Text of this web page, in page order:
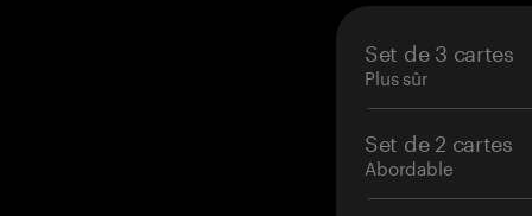
Set de 3 cartes
Plus sûr
Set de 2 cartes
Abordable